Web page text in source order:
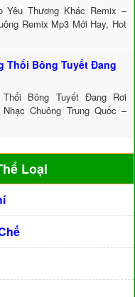
Yêu Thương Khác Remix –
Remix Mp3 Mới Hay, Hot
Thổi Bông Tuyết Đang
Bông Tuyết Đang Rơi
Chuông Trung Quốc –
Loại